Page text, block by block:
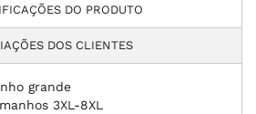
DO PRODUTO
DOS CLIENTES
grande
3XL-8XL